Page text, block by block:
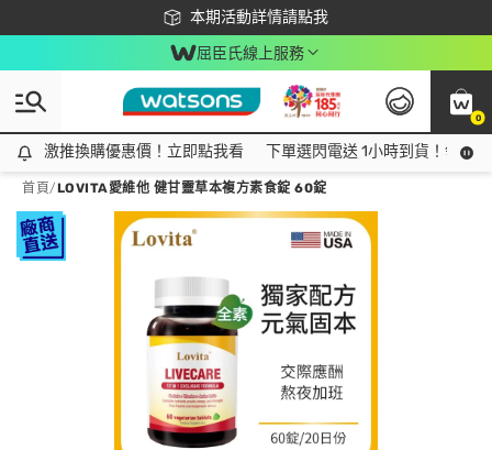
本期活動詳情請點我
下載app最高回饋$350
屈臣氏線上服務
0
激推換購優惠價！立即點我看
激推換購優惠價！立即點我看 下單選閃電送 1小時到貨！領神
首頁/LOVITA愛維他 健甘靈草本複方素食錠 60錠